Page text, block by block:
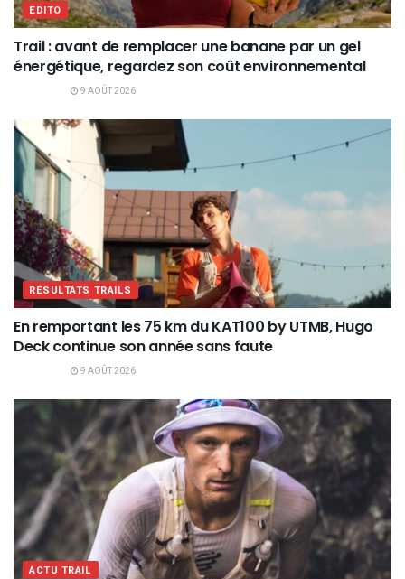
EDITO
Trail : avant de remplacer une banane par un gel
énergétique, regardez son coût environnemental
9 AOÛT 2026
RÉSULTATS TRAILS
En remportant les 75 km du KAT100 by UTMB, Hugo
Deck continue son année sans faute
9 AOÛT 2026
ACTU TRAIL